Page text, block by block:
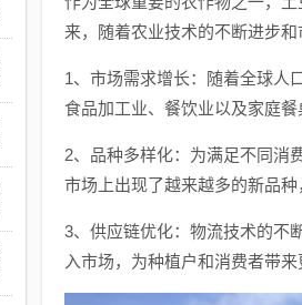
来，随着农业技术的不断进步
1、市场需求增长：随着全球人
食品加工业、餐饮业以及家庭餐
2、品种多样化：为满足不同消
市场上出现了越来越多的新品种
3、供应链优化：物流技术的不
入市场，为种植户和消费者带来